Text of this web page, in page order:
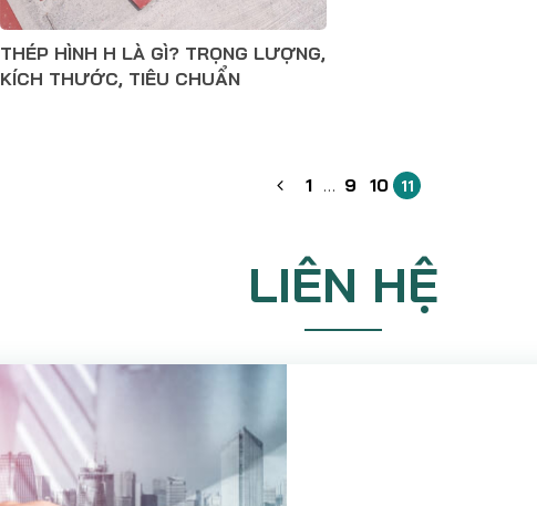
THÉP HÌNH H LÀ GÌ? TRỌNG LƯỢNG,
KÍCH THƯỚC, TIÊU CHUẨN
1 … 9 10 11
LIÊN HỆ